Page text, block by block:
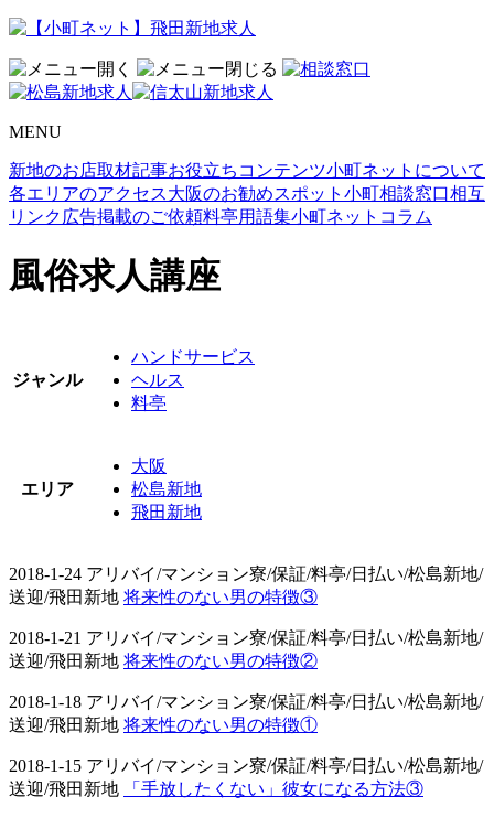
MENU
新地のお店取材記事お役立ちコンテンツ小町ネットについて
各エリアのアクセス大阪のお勧めスポット 小町相談窓口相互
リンク 広告掲載のご依頼料亭用語集小町ネットコラム
風俗求人講座
ジャンル
ハンドサービス
ヘルス
料亭
エリア
大阪
松島新地
飛田新地
2018-1-24 アリバイ/マンション寮/保証/料亭/日払い/松島新地/
送迎/飛田新地 将来性のない男の特徴③
2018-1-21 アリバイ/マンション寮/保証/料亭/日払い/松島新地/
送迎/飛田新地 将来性のない男の特徴②
2018-1-18 アリバイ/マンション寮/保証/料亭/日払い/松島新地/
送迎/飛田新地 将来性のない男の特徴①
2018-1-15 アリバイ/マンション寮/保証/料亭/日払い/松島新地/
送迎/飛田新地
「手放したくない」彼女になる方法③